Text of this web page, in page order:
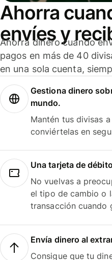
Ahorra
envíes y
Ahorra dinero cuando
pagos en más de 40
en una sola cuenta,
Gestiona dinero
mundo.
Mantén tus divisas
conviértelas en
Una tarjeta de
No vuelvas a
el tipo de cambio o
transacción cuando
Envía dinero al
Consigue que tu